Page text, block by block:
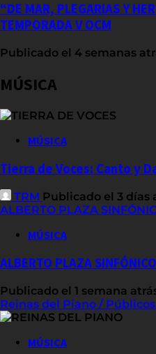
“DE MAR, PLEGARIAS Y
TEMPORADA V OCM
Publicado el 4 semanas
MÚSICA
MÚSICA
Tierra de Voces: Canto y
TRM Publicado el 3 días
ALBERTO PLAZA
MÚSICA
ALBERTO PLAZA SINFÓNICO
Publicado el 1 semana
Reinas del Piano /
MÚSICA